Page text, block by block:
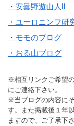
・安曇野遊山人II
・ユーロニンフ研
・モモのブログ
・おる山ブログ
※相互リンクご希望の
にご連絡下さい。
※当ブログの内容に
す。また掲載後１年
ますので、ご了承下さ